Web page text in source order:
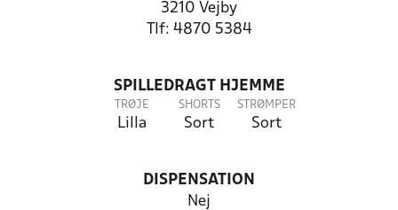
3210 Vejby
Tlf: 4870 5384
SPILLEDRAGT HJEMME
TRØJE
Lilla
SHORTS
Sort
STRØMPER
Sort
DISPENSATION
Nej